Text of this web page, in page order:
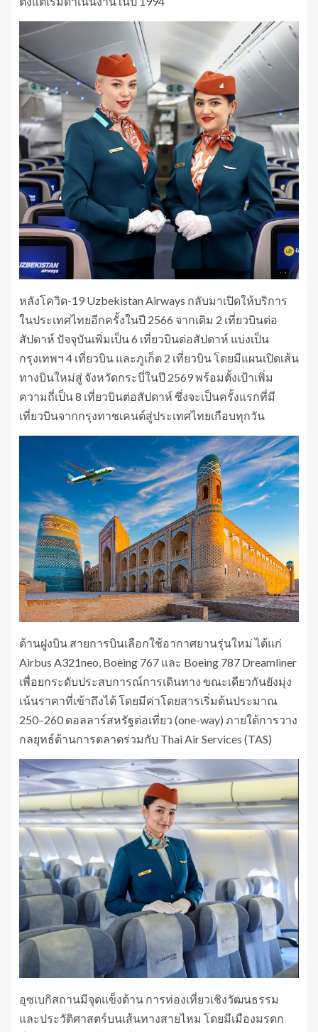
หลังโควิด-19 Uzbekistan Airways กลับมาเปิดให้บริการ
ในประเทศไทยอีกครั้งในปี 2566 จากเดิม 2 เที่ยวบินต่อ
สัปดาห์ ปัจจุบันเพิ่มเป็น 6 เที่ยวบินต่อสัปดาห์ แบ่งเป็น
กรุงเทพฯ 4 เที่ยวบิน และภูเก็ต 2 เที่ยวบิน โดยมีแผนเปิดเส้น
ทางบินใหม่สู่ จังหวัดกระบี่ในปี 2569 พร้อมตั้งเป้าเพิ่ม
ความถี่เป็น 8 เที่ยวบินต่อสัปดาห์ ซึ่งจะเป็นครั้งแรกที่มี
เที่ยวบินจากกรุงทาชเคนต์สู่ประเทศไทยเกือบทุกวัน
ด้านฝูงบิน สายการบินเลือกใช้อากาศยานรุ่นใหม่ ได้แก่
Airbus A321neo, Boeing 767 และ Boeing 787 Dreamliner
เพื่อยกระดับประสบการณ์การเดินทาง ขณะเดียวกันยังมุ่ง
เน้นราคาที่เข้าถึงได้ โดยมีค่าโดยสารเริ่มต้นประมาณ
250–260 ดอลลาร์สหรัฐต่อเที่ยว (one-way) ภายใต้การวาง
กลยุทธ์ด้านการตลาดร่วมกับ Thai Air Services (TAS)
อุซเบกิสถานมีจุดแข็งด้าน การท่องเที่ยวเชิงวัฒนธรรม
และประวัติศาสตร์บนเส้นทางสายไหม โดยมีเมืองมรดก